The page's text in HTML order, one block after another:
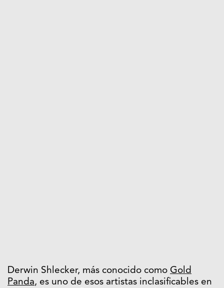
Derwin Shlecker, más conocido como Gold
Panda, es uno de esos artistas inclasificables en